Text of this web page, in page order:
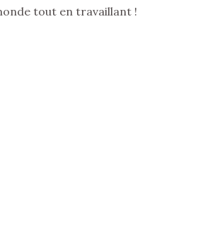
tout en travaillant !